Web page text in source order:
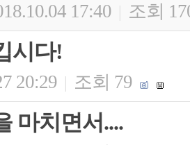
17:40 | 조회
시다!
20:29 | 조회 79
마치면서....